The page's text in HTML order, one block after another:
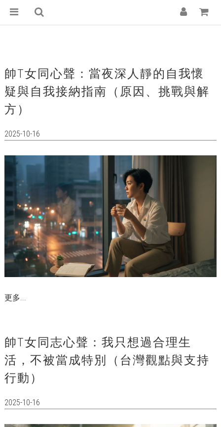
帥T女同心聲：當夜深人靜的自我懷
疑與自我接納指南（原因、挑戰與解
方）
2025-10-16
更多...
帥T女同志心聲：我只想過合理生
活，不被當成特別（台灣觀點與支持
行動）
2025-10-16